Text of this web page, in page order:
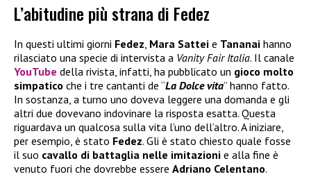
L’abitudine più strana di Fedez
In questi ultimi giorni Fedez, Mara Sattei e Tananai hanno
rilasciato una specie di intervista a Vanity Fair Italia. Il canale
YouTube della rivista, infatti, ha pubblicato un gioco molto
simpatico che i tre cantanti de “La Dolce vita” hanno fatto.
In sostanza, a turno uno doveva leggere una domanda e gli
altri due dovevano indovinare la risposta esatta. Questa
riguardava un qualcosa sulla vita l’uno dell’altro. A iniziare,
per esempio, è stato Fedez. Gli è stato chiesto quale fosse
il suo cavallo di battaglia nelle imitazioni e alla fine è
venuto fuori che dovrebbe essere Adriano Celentano.